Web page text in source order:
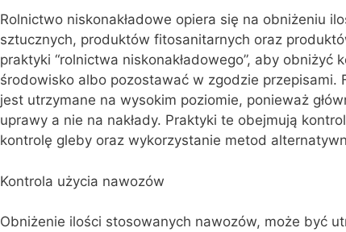
Rolnictwo niskonakładowe opiera się na obniżeniu
sztucznych, produktów fitosanitarnych oraz
praktyki “rolnictwa niskonakładowego”, aby obniżyć
środowisko albo pozostawać w zgodzie przepisami.
jest utrzymane na wysokim poziomie, ponieważ
uprawy a nie na nakłady. Praktyki te obejmują
kontrolę gleby oraz wykorzystanie metod
Kontrola użycia nawozów
Obniżenie ilości stosowanych nawozów, może być